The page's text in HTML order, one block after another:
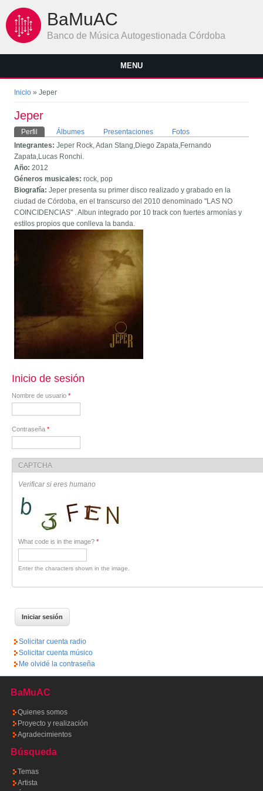
BaMuAC
Banco de Música Autogestionada Córdoba
MENU
Se encuentra usted aquí
Inicio » Jeper
Jeper
Solapas principales
Perfil (solapa activa)
Álbumes Presentaciones
Fotos
Integrantes:Jeper Rock, Adan Stang,Diego Zapata,Fernando
Zapata,Lucas Ronchi.
Año:2012
Géneros musicales:rock, pop
Biografía:Jeper presenta su primer disco realizado y grabado en la
ciudad de Córdoba, en el transcurso del 2010 denominado "LAS NO
COINCIDENCIAS" . Albun integrado por 10 track con fuertes armonías y
estilos propios que conlleva la banda.
Inicio de sesión
Nombre de usuario *
Contraseña *
CAPTCHA
Verificar si eres humano
What code is in the image? *
Enter the characters shown in the image.
Solicitar cuenta radio
Solicitar cuenta músico
Me olvidé la contraseña
BaMuAC
Quienes somos
Proyecto y realización
Agradecimientos
Búsqueda
Temas
Artista